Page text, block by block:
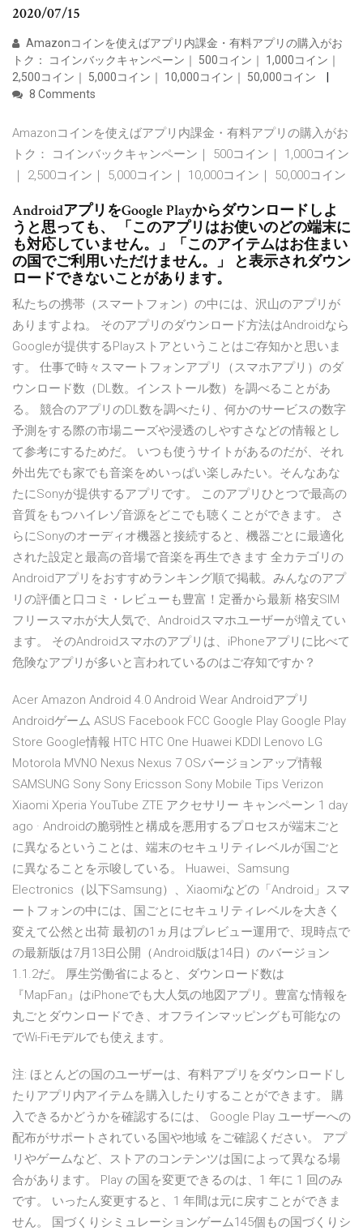
2020/07/15
Amazonコインを使えばアプリ内課金・有料アプリの購入がお
トク： コインバックキャンペーン｜ 500コイン｜ 1,000コイン｜
2,500コイン｜ 5,000コイン｜ 10,000コイン｜ 50,000コイン
8 Comments
Amazonコインを使えばアプリ内課金・有料アプリの購入がお
トク： コインバックキャンペーン｜ 500コイン｜ 1,000コイン
｜ 2,500コイン｜ 5,000コイン｜ 10,000コイン｜ 50,000コイン
AndroidアプリをGoogle Playからダウンロードしよ
うと思っても、 「このアプリはお使いのどの端末に
も対応していません。」「このアイテムはお住まい
の国でご利用いただけません。」 と表示されダウン
ロードできないことがあります。
私たちの携帯（スマートフォン）の中には、沢山のアプリが
ありますよね。 そのアプリのダウンロード方法はAndroidなら
Googleが提供するPlayストアということはご存知かと思いま
す。 仕事で時々スマートフォンアプリ（スマホアプリ）のダ
ウンロード数（DL数。インストール数）を調べることがあ
る。 競合のアプリのDL数を調べたり、何かのサービスの数字
予測をする際の市場ニーズや浸透のしやすさなどの情報とし
て参考にするためだ。 いつも使うサイトがあるのだが、それ
外出先でも家でも音楽をめいっぱい楽しみたい。そんなあな
たにSonyが提供するアプリです。 このアプリひとつで最高の
音質をもつハイレゾ音源をどこでも聴くことができます。 さ
らにSonyのオーディオ機器と接続すると、機器ごとに最適化
された設定と最高の音場で音楽を再生できます 全カテゴリの
Androidアプリをおすすめランキング順で掲載。みんなのアプ
リの評価と口コミ・レビューも豊富！定番から最新 格安SIM
フリースマホが大人気で、Androidスマホユーザーが増えてい
ます。 そのAndroidスマホのアプリは、iPhoneアプリに比べて
危険なアプリが多いと言われているのはご存知ですか？
Acer Amazon Android 4.0 Android Wear Androidアプリ
Androidゲーム ASUS Facebook FCC Google Play Google Play
Store Google情報 HTC HTC One Huawei KDDI Lenovo LG
Motorola MVNO Nexus Nexus 7 OSバージョンアップ情報
SAMSUNG Sony Sony Ericsson Sony Mobile Tips Verizon
Xiaomi Xperia YouTube ZTE アクセサリー キャンペーン 1 day
ago · Androidの脆弱性と構成を悪用するプロセスが端末ごと
に異なるということは、端末のセキュリティレベルが国ごと
に異なることを示唆している。 Huawei、Samsung
Electronics（以下Samsung）、Xiaomiなどの「Android」スマ
ートフォンの中には、国ごとにセキュリティレベルを大きく
変えて公然と出荷 最初の1ヵ月はプレビュー運用で、現時点で
の最新版は7月13日公開（Android版は14日）のバージョン
1.1.2だ。 厚生労働省によると、ダウンロード数は
『MapFan』はiPhoneでも大人気の地図アプリ。豊富な情報を
丸ごとダウンロードでき、オフラインマッピングも可能なの
でWi-Fiモデルでも使えます。
注: ほとんどの国のユーザーは、有料アプリをダウンロードし
たりアプリ内アイテムを購入したりすることができます。 購
入できるかどうかを確認するには、 Google Play ユーザーへの
配布がサポートされている国や地域 をご確認ください。 アプ
リやゲームなど、ストアのコンテンツは国によって異なる場
合があります。 Play の国を変更できるのは、1 年に 1 回のみ
です。 いったん変更すると、1 年間は元に戻すことができま
せん。 国づくりシミュレーションゲーム145個もの国づくりシ